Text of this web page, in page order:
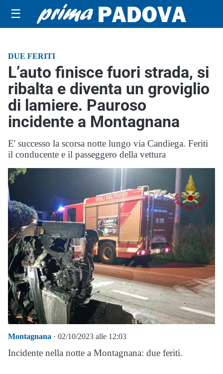
☰
DUE FERITI
L’auto finisce fuori strada, si
ribalta e diventa un groviglio
di lamiere. Pauroso
incidente a Montagnana
E' successo la scorsa notte lungo via Candiega. Feriti
il conducente e il passeggero della vettura
Montagnana · 02/10/2023 alle 12:03
Incidente nella notte a Montagnana: due feriti.